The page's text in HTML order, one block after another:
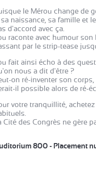
le Mérou change de
naissance, sa famille et
d'accord avec ça.
raconte avec humour
par le strip-tease
fait ainsi écho à des
nous a dit d'être ?
on ré-inventer son
il possible alors de ré-
votre tranquillité,
Cité des Congrès ne gère
800 - Placement